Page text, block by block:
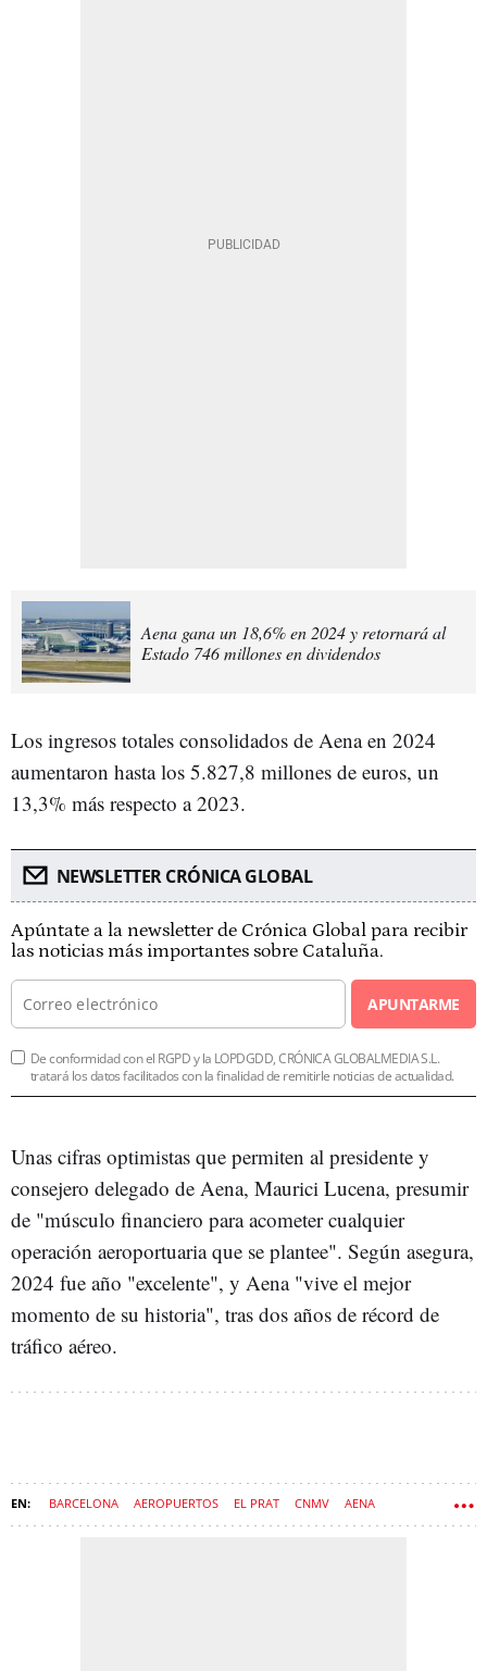
Aena gana un 18,6% en 2024 y retornará al
Estado 746 millones en dividendos
Los ingresos totales consolidados de Aena en 2024
aumentaron hasta los 5.827,8 millones de euros, un
13,3% más respecto a 2023.
NEWSLETTER CRÓNICA GLOBAL
Apúntate a la newsletter de Crónica Global para recibir
las noticias más importantes sobre Cataluña.
APUNTARME
De conformidad con el RGPD y la LOPDGDD, CRÓNICA GLOBALMEDIA S.L.
tratará los datos facilitados con la finalidad de remitirle noticias de actualidad.
Unas cifras optimistas que permiten al presidente y
consejero delegado de Aena, Maurici Lucena, presumir
de "músculo financiero para acometer cualquier
operación aeroportuaria que se plantee". Según asegura,
2024 fue año "excelente", y Aena "vive el mejor
momento de su historia", tras dos años de récord de
tráfico aéreo.
BARCELONA AEROPUERTOS EL PRAT CNMV AENA